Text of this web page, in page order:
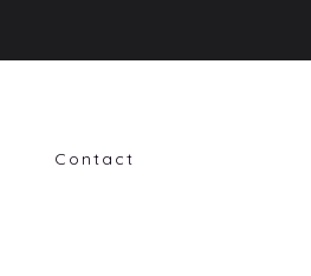
Contact